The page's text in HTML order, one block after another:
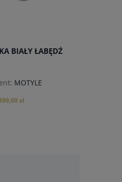
BIAŁY ŁABĘDŹ
MOTYLE
zł